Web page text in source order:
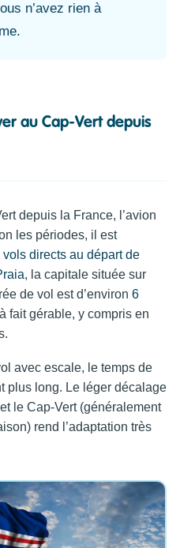
n’avez rien à
au Cap-Vert depuis
depuis la France, l’avion
les périodes, il est
vols directs au départ de
, la capitale située sur
de vol est d’environ 6
fait gérable, y compris en
avec escale, le temps de
plus long. Le léger décalage
le Cap-Vert (généralement
rend l’adaptation très